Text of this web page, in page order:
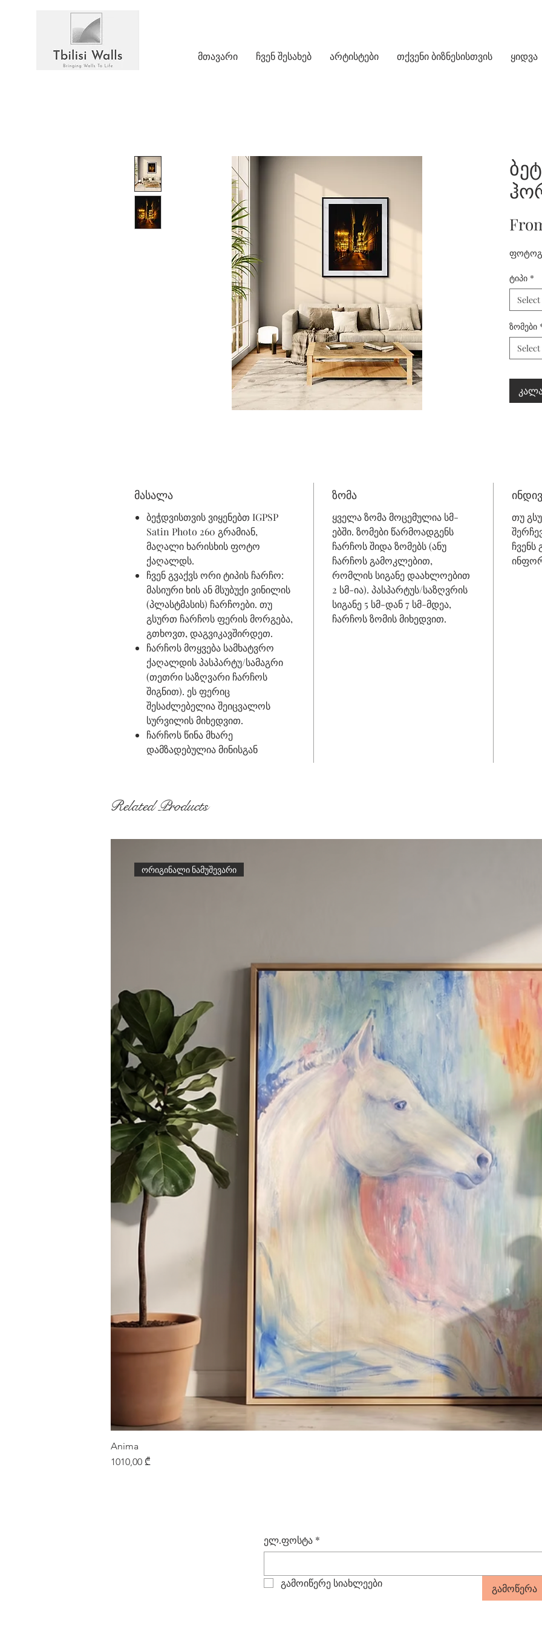
მთავარი ჩვენ შესახებ არტისტები თქვენი ბიზნესისთვის ყიდვა
ტიპი *
Select
ზომები
Select
მასალა
ბეჭდვისთვის ვიყენებთ IGPSP
Satin Photo 260 გრამიან,
მაღალი ხარისხის ფოტო
ქაღალდს.
ჩვენ გვაქვს ორი ტიპის ჩარჩო:
მასიური ხის ან მსუბუქი ვინილის
(პლასტმასის) ჩარჩოები. თუ
გსურთ ჩარჩოს ფერის მორგება,
გთხოვთ, დაგვიკავშირდეთ.
ჩარჩოს მოყვება სამხატვრო
ქაღალდის პასპარტუ/სამაგრი
(თეთრი საზღვარი ჩარჩოს
შიგნით). ეს ფერიც
შესაძლებელია შეიცვალოს
სურვილის მიხედვით.
ჩარჩოს წინა მხარე
დამზადებულია მინისგან
ზომა
ყველა ზომა მოცემულია სმ-
ებში. ზომები წარმოადგენს
ჩარჩოს შიდა ზომებს (ანუ
ჩარჩოს გამოკლებით,
რომლის სიგანე დაახლოებით
2 სმ-ია). პასპარტუს/საზღვრის
სიგანე 5 სმ-დან 7 სმ-მდეა,
ჩარჩოს ზომის მიხედვით.
თუ
Related Products
ორიგინალი ნამუშევარი
Anima
Price
1010,00 ₾
ელ.ფოსტა *
გამოიწერე სიახლეები გამოწერა